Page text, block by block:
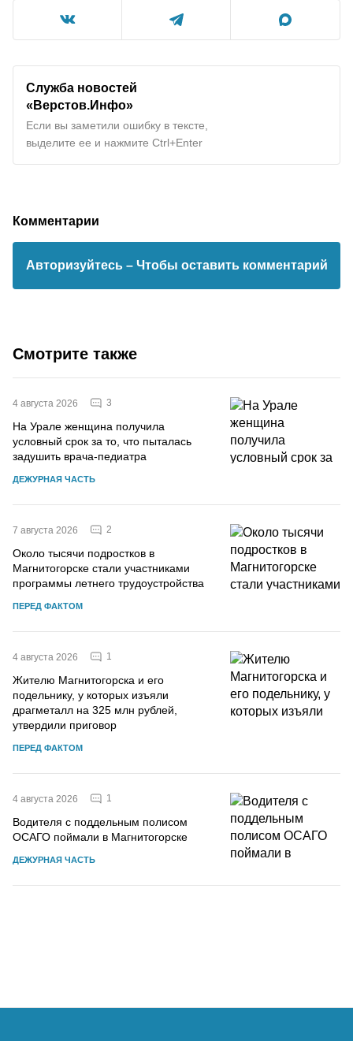
Служба новостей
«Верстов.Инфо»
Если вы заметили ошибку в тексте,
выделите ее и нажмите Ctrl+Enter
Комментарии
Авторизуйтесь – Чтобы оставить комментарий
Смотрите также
4 августа 2026 3
На Урале женщина получила
условный срок за то, что пыталась
задушить врача-педиатра
ДЕЖУРНАЯ ЧАСТЬ
7 августа 2026 2
Около тысячи подростков в
Магнитогорске стали участниками
программы летнего трудоустройства
ПЕРЕД ФАКТОМ
4 августа 2026 1
Жителю Магнитогорска и его
подельнику, у которых изъяли
драгметалл на 325 млн рублей,
утвердили приговор
ПЕРЕД ФАКТОМ
4 августа 2026 1
Водителя с поддельным полисом
ОСАГО поймали в Магнитогорске
ДЕЖУРНАЯ ЧАСТЬ